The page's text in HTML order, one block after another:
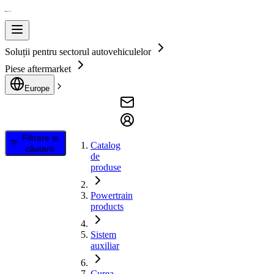
Soluții pentru sectorul autovehiculelor
Piese aftermarket
Europe
Filtrare și
căutare
Catalog
de
produse
Powertrain
products
Sistem
auxiliar